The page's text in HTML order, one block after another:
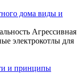
дома виды и
Агрессивная
электрокотлы для
и принципы